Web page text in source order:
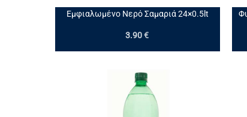
Εμφιαλωμένο Νερό Σαμαριά 24×0.5lt
3.90€